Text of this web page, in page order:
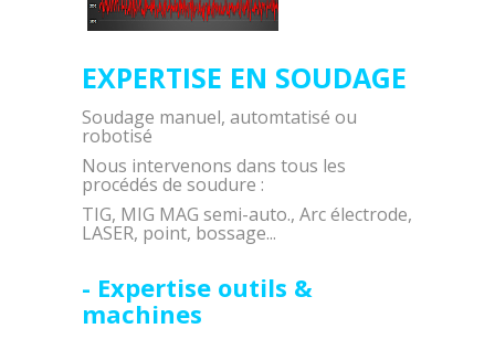
EXPERTISE EN SOUDAGE
Soudage manuel, automtatisé ou
robotisé
Nous intervenons dans tous les
procédés de soudure :
TIG, MIG MAG semi-auto., Arc électrode,
LASER, point, bossage...
- Expertise outils &
machines